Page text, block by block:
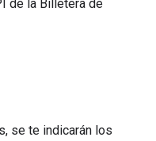
de la Billetera de
se te indicarán los